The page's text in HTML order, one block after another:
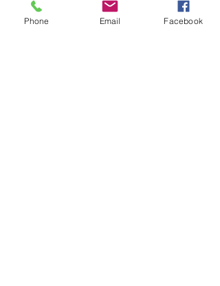
Phone Email Facebook